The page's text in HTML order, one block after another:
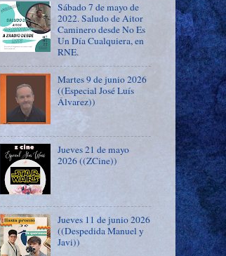
Sábado 7 de mayo de
2022. Saludo de Aitor
Caminero desde No Es
Un Día Cualquiera, en
RNE.
Martes 9 de junio 2026
((Especial José Luís
Álvarez))
Jueves 21 de mayo
2026 ((ZCine))
Jueves 11 de junio 2026
((Despedida Manuel y
Javi))